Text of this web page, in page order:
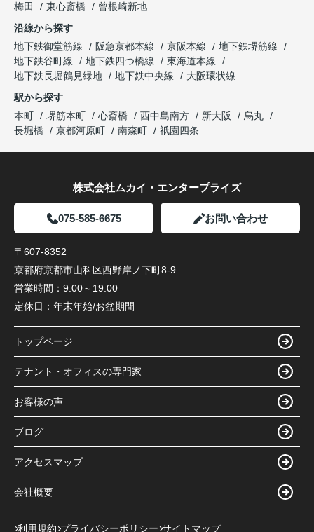
梅田
東心斎橋
曾根崎新地
沿線から探す
地下鉄御堂筋線
阪急京都本線 京阪本線
地下鉄堺筋線
地下鉄谷町線
地下鉄四つ橋線
東海道本線
地下鉄長堀鶴見緑地
地下鉄中央線
大阪環状線
駅から探す
本町
堺筋本町 心斎橋 西中島南方 新大阪
烏丸
長堀橋
京都河原町 南森町 祇園四条
株式会社ムカイ・エンタープライズ
075-585-6675 お問い合わせ
〒607-8352
京都府京都市山科区西野岸ノ下町8-9
営業時間： 9:00～19:00
定休日： 年末年始/お盆期間
トップページ
テナント・オフィスの専門家
お客様の声
ブログ
アクセスマップ
会社概要
利用規約 プライバシーポリシー サイトマップ